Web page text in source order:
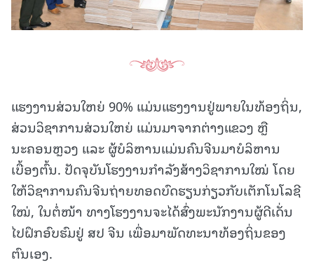
ແຮງງານສ່ວນໃຫຍ່ 90% ແມ່ນແຮງງານຢູ່ພາຍໃນທ້ອງຖິ່ນ,
ສ່ວນວິຊາການສ່ວນໃຫຍ່ ແມ່ນມາຈາກຕ່າງແຂວງ ຫຼື
ນະຄອນຫຼວງ ແລະ ຜູ້ບໍລິຫານແມ່ນຄົນຈີນມາບໍລິຫານ
ເບື້ອງຕົ້ນ. ປັດຈຸບັນໂຮງງານກໍາລັງສ້າງວິຊາການໃໝ່ ໂດຍ
ໃຫ້ວິຊາການຄົນຈີນຖ່າຍທອດບົດຮຽນກ່ຽວກັບເຕັກໂນໂລຊີ
ໃໝ່, ໃນຕໍ່ໜ້າ ທາງໂຮງງານຈະໄດ້ສົ່ງພະນັກງານຜູ້ດີເດັ່ນ
ໄປຝຶກອົບຮົມຢູ່ ສປ ຈີນ ເພື່ອມາພັດທະນາທ້ອງຖິ່ນຂອງ
ຕົນເອງ.